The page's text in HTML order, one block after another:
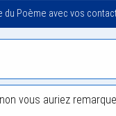
du Poème avec vos
vous auriez